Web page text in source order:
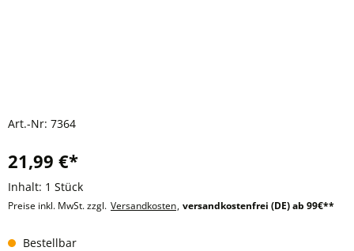
Art.-Nr: 7364
21,99 €*
Inhalt: 1 Stück
Preise inkl. MwSt. zzgl. Versandkosten, versandkostenfrei (DE) ab 99€**
Bestellbar